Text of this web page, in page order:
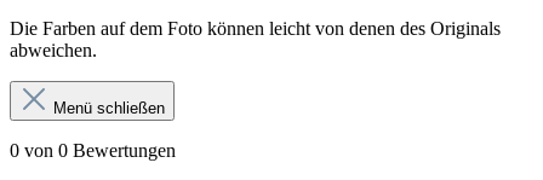
Die Farben auf dem Foto können leicht von denen des Originals
abweichen.
Menü schließen
0 von 0 Bewertungen